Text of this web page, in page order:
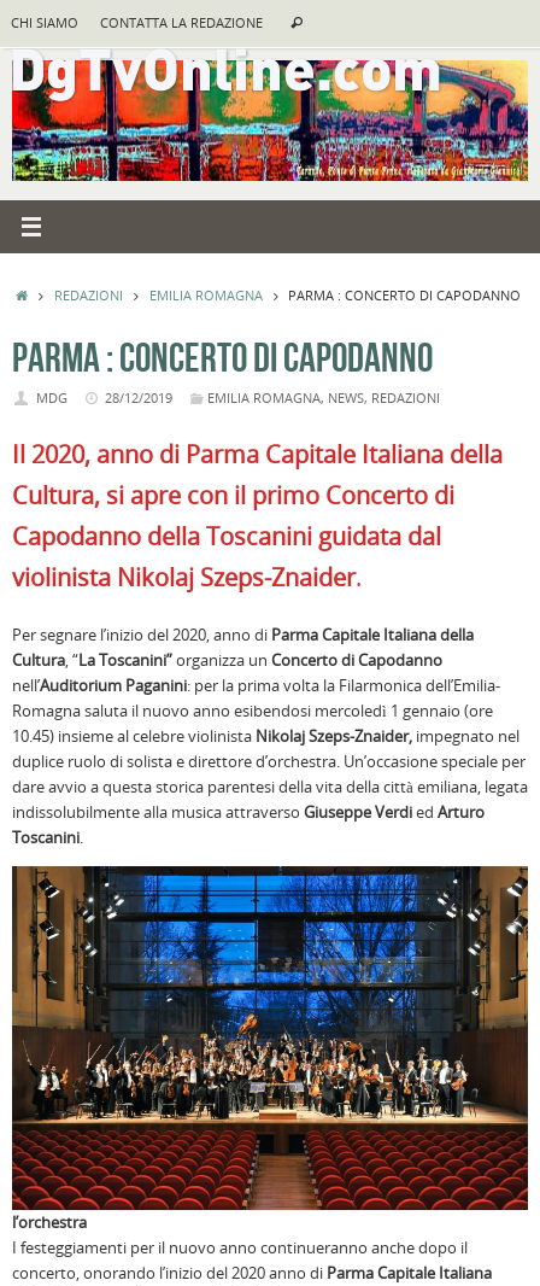
contenuto
CHI SIAMO CONTATTA LA REDAZIONE Cerca
HOMEREDAZIONI EMILIA ROMAGNA PARMA : CONCERTO DI CAPODANNO
PARMA : CONCERTO DI CAPODANNO
MDG 28/12/2019 EMILIA ROMAGNA, NEWS, REDAZIONI
Il 2020, anno di Parma Capitale Italiana della
Cultura, si apre con il primo Concerto di
Capodanno della Toscanini guidata dal
violinista Nikolaj Szeps-Znaider.
Per segnare l’inizio del 2020, anno di Parma Capitale Italiana della
Cultura, “La Toscanini”organizza un Concerto di Capodanno
nell’Auditorium Paganini: per la prima volta la Filarmonica dell’Emilia-
Romagna saluta il nuovo anno esibendosi mercoledì 1 gennaio (ore
10.45) insieme al celebre violinista Nikolaj Szeps-Znaider, impegnato nel
duplice ruolo di solista e direttore d’orchestra. Un’occasione speciale per
dare avvio a questa storica parentesi della vita della città emiliana, legata
indissolubilmente alla musica attraverso Giuseppe Verdied Arturo
Toscanini.
l’orchestra
I festeggiamenti per il nuovo anno continueranno anche dopo il
concerto, onorando l’inizio del 2020 anno di Parma Capitale Italiana